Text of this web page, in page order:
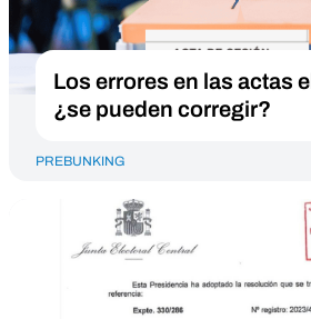
Los errores en las actas
¿se pueden corregir?
PREBUNKING